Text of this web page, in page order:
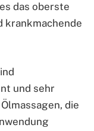
das oberste
krankmachende
und sehr
die